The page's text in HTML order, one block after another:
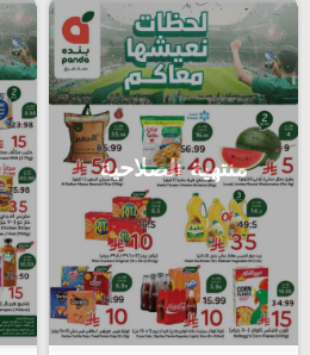
منتهية الصلاحية